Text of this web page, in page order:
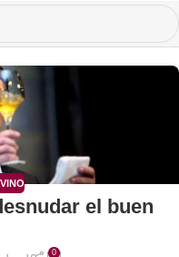
el buen
0